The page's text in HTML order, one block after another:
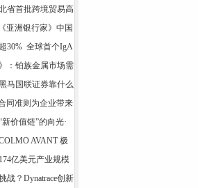
省首批跨境贸易高
亚洲银行家》中国
30% 全球首个IgA
：铂族金属市场需
马国联证券靠什么
同准则为企业带来
价值链”的向光·
AVANT 极
亿美元产业规模
战？Dynatrace创新